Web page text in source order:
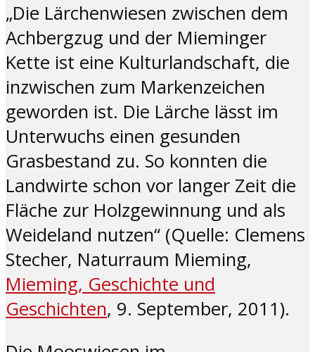
„Die Lärchenwiesen zwischen dem
Achbergzug und der Mieminger
Kette ist eine Kulturlandschaft, die
inzwischen zum Markenzeichen
geworden ist. Die Lärche lässt im
Unterwuchs einen gesunden
Grasbestand zu. So konnten die
Landwirte schon vor langer Zeit die
Fläche zur Holzgewinnung und als
Weideland nutzen“ (Quelle: Clemens
Stecher, Naturraum Mieming,
Mieming, Geschichte und
Geschichten, 9. September, 2011).